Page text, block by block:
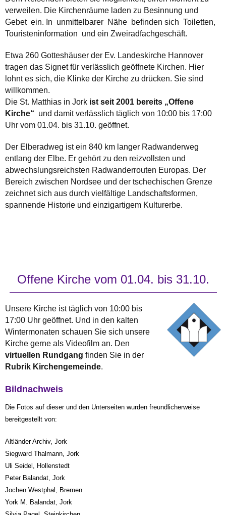
verweilen. Die Kirchenräume laden zu Besinnung und
Gebet ein. In unmittelbarer Nähe befinden sich Toiletten,
Touristeninformation und ein Zweiradfachgeschäft.
Etwa 260 Gotteshäuser der Ev. Landeskirche Hannover
tragen das Signet für verlässlich geöffnete Kirchen. Hier
lohnt es sich, die Klinke der Kirche zu drücken. Sie sind
willkommen.
Die St. Matthias in Jork ist seit 2001 bereits „Offene
Kirche“ und damit verlässlich täglich von 10:00 bis 17:00
Uhr vom 01.04. bis 31.10. geöffnet.
Der Elberadweg ist ein 840 km langer Radwanderweg
entlang der Elbe. Er gehört zu den reizvollsten und
abwechslungsreichsten Radwanderrouten Europas. Der
Bereich zwischen Nordsee und der tschechischen Grenze
zeichnet sich aus durch vielfältige Landschaftsformen,
spannende Historie und einzigartigem Kulturerbe.
Offene Kirche vom 01.04. bis 31.10.
Unsere Kirche ist täglich von 10:00 bis
17:00 Uhr geöffnet. Und in den kalten
Wintermonaten schauen Sie sich unsere
Kirche gerne als Videofilm an. Den
virtuellen Rundgang finden Sie in der
Rubrik Kirchengemeinde.
Bildnachweis
Die Fotos auf dieser und den Unterseiten wurden freundlicherweise
bereitgestellt von:
Altländer Archiv, Jork
Siegward Thalmann, Jork
Uli Seidel, Hollenstedt
Peter Balandat, Jork
Jochen Westphal, Bremen
York M. Balandat, Jork